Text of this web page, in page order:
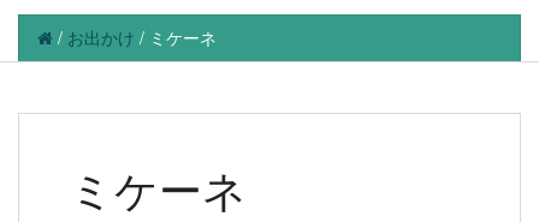
/ お出かけ / ミケーネ
ミケーネ